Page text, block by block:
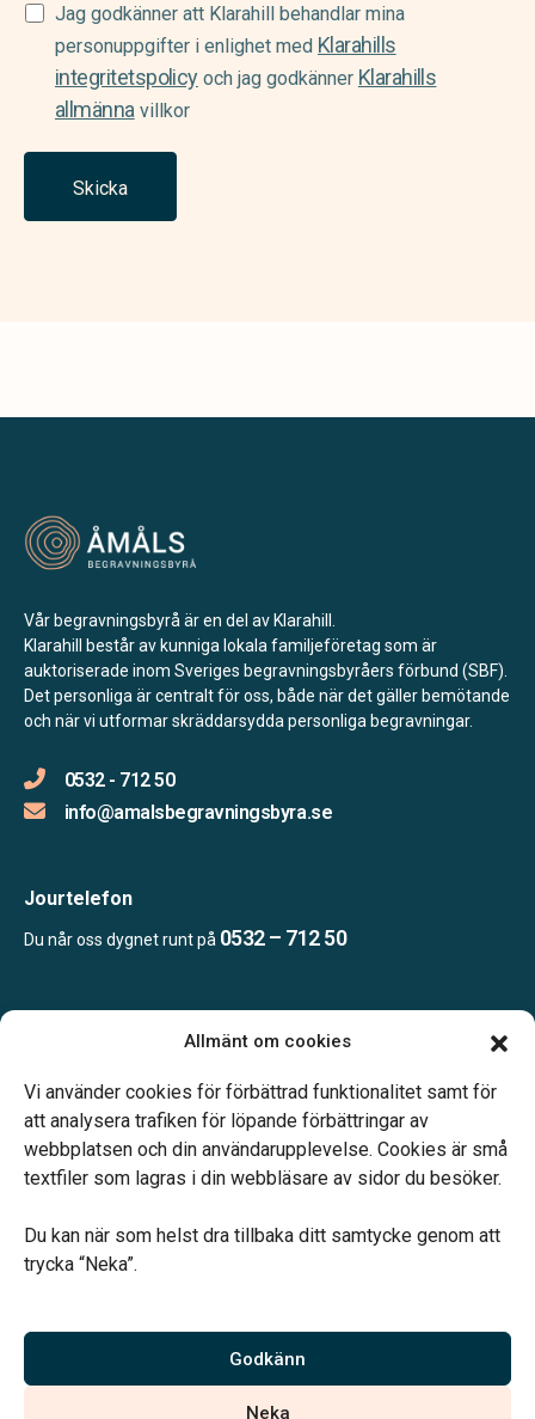
Allmänt om cookies
Vi använder cookies för förbättrad funktionalitet samt för
att analysera trafiken för löpande förbättringar av
webbplatsen och din användarupplevelse. Cookies är små
textfiler som lagras i din webbläsare av sidor du besöker.
Du kan när som helst dra tillbaka ditt samtycke genom att
trycka “Neka”.
Godkänn
Neka
Samtycke
(Required)
Jag godkänner att Klarahill behandlar mina
personuppgifter i enlighet med Klarahills
integritetspolicyoch jag godkänner Klarahills
allmännavillkor
Skicka
Vår begravningsbyrå är en del av Klarahill.
Klarahill består av kunniga lokala familjeföretag som är
auktoriserade inom Sveriges begravningsbyråers förbund (SBF).
Det personliga är centralt för oss, både när det gäller bemötande
och när vi utformar skräddarsydda personliga begravningar.
0532 - 712 50
info@amalsbegravningsbyra.se
Jourtelefon
Du når oss dygnet runt på 0532 – 712 50
Telefonjour dygnet runt.
Vårt systerbolag Verahill hjälper dig med familjejuridiken –
Vi är auktoriserade av Sveriges Begravningsbyråers Förbund och
har högt ställda krav på utbildning, kvalitet, miljö och arbetsmiljö.